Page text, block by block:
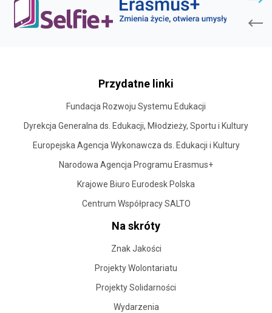
Przydatne linki
Fundacja Rozwoju Systemu Edukacji
Dyrekcja Generalna ds. Edukacji, Młodzieży, Sportu i Kultury
Europejska Agencja Wykonawcza ds. Edukacji i Kultury
Narodowa Agencja Programu Erasmus+
Krajowe Biuro Eurodesk Polska
Centrum Współpracy SALTO
Na skróty
Znak Jakości
Projekty Wolontariatu
Projekty Solidarności
Wydarzenia